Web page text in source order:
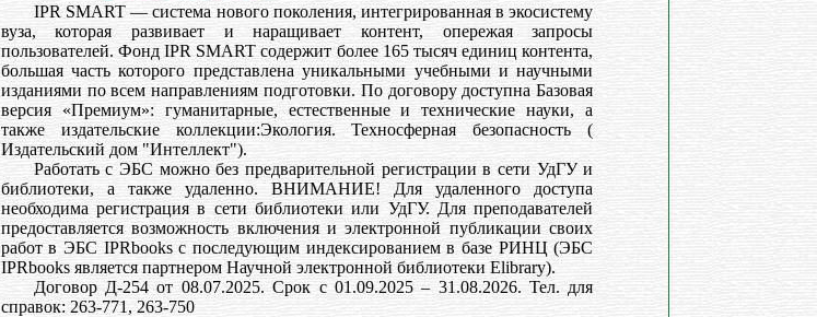
IPR SMART — система нового поколения, интегрированная в экосистему
вуза, которая развивает и наращивает контент, опережая запросы
пользователей. Фонд IPR SMART содержит более 165 тысяч единиц контента,
большая часть которого представлена уникальными учебными и научными
изданиями по всем направлениям подготовки. По договору доступна Базовая
версия «Премиум»: гуманитарные, естественные и технические науки, а
также издательские коллекции:Экология. Техносферная безопасность (
Издательский дом "Интеллект").
Работать с ЭБС можно без предварительной регистрации в сети УдГУ и
библиотеки, а также удаленно. ВНИМАНИЕ! Для удаленного доступа
необходима регистрация в сети библиотеки или УдГУ. Для преподавателей
предоставляется возможность включения и электронной публикации своих
работ в ЭБС IPRbooks с последующим индексированием в базе РИНЦ (ЭБС
IPRbooks является партнером Научной электронной библиотеки Elibrary).
Договор Д-254 от 08.07.2025. Срок с 01.09.2025 – 31.08.2026. Тел. для
справок: 263-771, 263-750